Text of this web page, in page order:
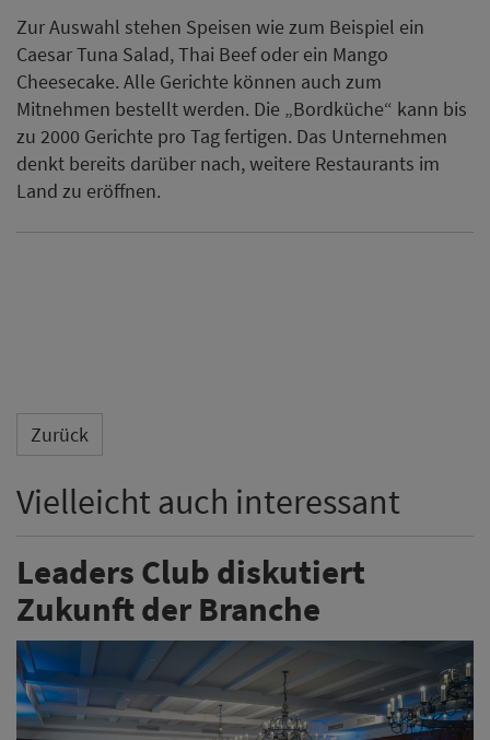
Zur Auswahl stehen Speisen wie zum Beispiel ein
Caesar Tuna Salad, Thai Beef oder ein Mango
Cheesecake. Alle Gerichte können auch zum
Mitnehmen bestellt werden. Die „Bordküche“ kann bis
zu 2000 Gerichte pro Tag fertigen. Das Unternehmen
denkt bereits darüber nach, weitere Restaurants im
Land zu eröffnen.
Zurück
Vielleicht auch interessant
Leaders Club diskutiert
Zukunft der Branche